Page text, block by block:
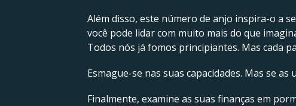
Além disso, este número de anjo inspira-o a
você pode lidar com muito mais do que
Todos nós já fomos principiantes. Mas cada
Esmague-se nas suas capacidades. Mas se
Finalmente, examine as suas finanças em